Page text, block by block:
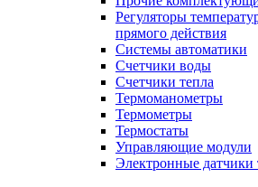
Регуляторы
прямого действия
Системы автоматики
Счетчики воды
Счетчики тепла
Термоманометры
Термометры
Термостаты
Управляющие модули
Электронные датчики